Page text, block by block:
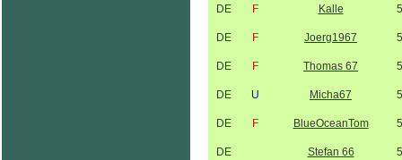
DE F Kalle
DE F Joerg1967
DE F Thomas 67
DE U Micha67
DE F BlueOceanTom
DE Stefan 66